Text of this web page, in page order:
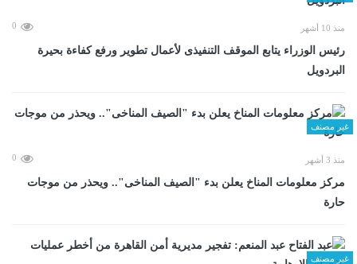
منذ 10 أشهر 0
رئيس الوزراء يتابع الموقف التنفيذى لأعمال تطوير ورفع كفاءة بحيرة
البردويل
غير مصنف
منذ 3 أشهر 0
مركز معلومات المناخ يعلن بدء "الصيف المناخى".. ويحذر من موجات
حارة
غير مصنف